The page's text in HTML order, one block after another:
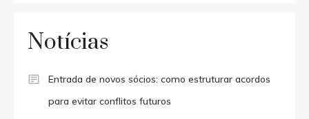
Notícias
Entrada de novos sócios: como estruturar acordos
para evitar conflitos futuros